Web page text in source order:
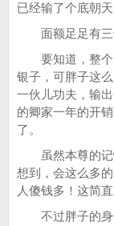
已经输了个底朝
面额足足有三
要知道，整个
银子，可胖子这么
一伙儿功夫，输
的卿家一年的开销
了。
虽然本尊的记
想到，会这么多的
人傻钱多！这简
不过胖子的身